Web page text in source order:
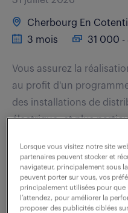
Cherbourg En
3 mois
31 000
Vous assurez la
au profit d'un
des installations de
électrique, et plus
voir l'offre
Lorsque vous visitez notre site
partenaires peuvent stocker et
navigateur, principalement sous
peuvent porter sur vous, vos
principalement utilisées pour
l’attendez, pour améliorer la
proposer des publicités ciblées